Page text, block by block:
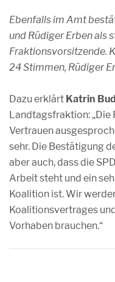
Ebenfalls im Amt
und Rüdiger Erben als
Fraktionsvorsitzende.
24 Stimmen, Rüdiger
Dazu erklärt Katrin
Landtagsfraktion: „Die
Vertrauen
sehr. Die Bestätigung
aber auch, dass die
Arbeit steht und ein
Koalition ist. Wir
Koalitionsvertrages
Vorhaben brauchen.“